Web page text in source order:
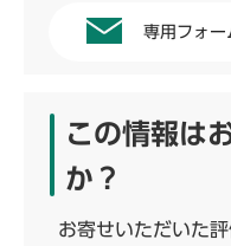
専用フォー
この情報は
か？
お寄せいただいた